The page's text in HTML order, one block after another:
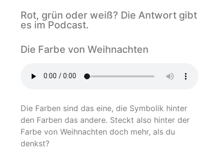
Rot, grün oder weiß? Die Antwort gibt
es im Podcast.
Die Farbe von Weihnachten
Die Farben sind das eine, die Symbolik hinter
den Farben das andere. Steckt also hinter der
Farbe von Weihnachten doch mehr, als du
denkst?